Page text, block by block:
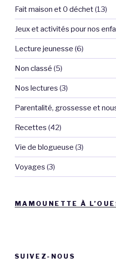
Fait maison et 0 déchet(13)
Jeux et activités pour nos
Lecture jeunesse (6)
Non classé (5)
Nos lectures (3)
Parentalité, grossesse et
Recettes (42)
Vie de blogueuse (3)
Voyages (3)
MAMOUNETTE À
SUIVEZ-NOUS